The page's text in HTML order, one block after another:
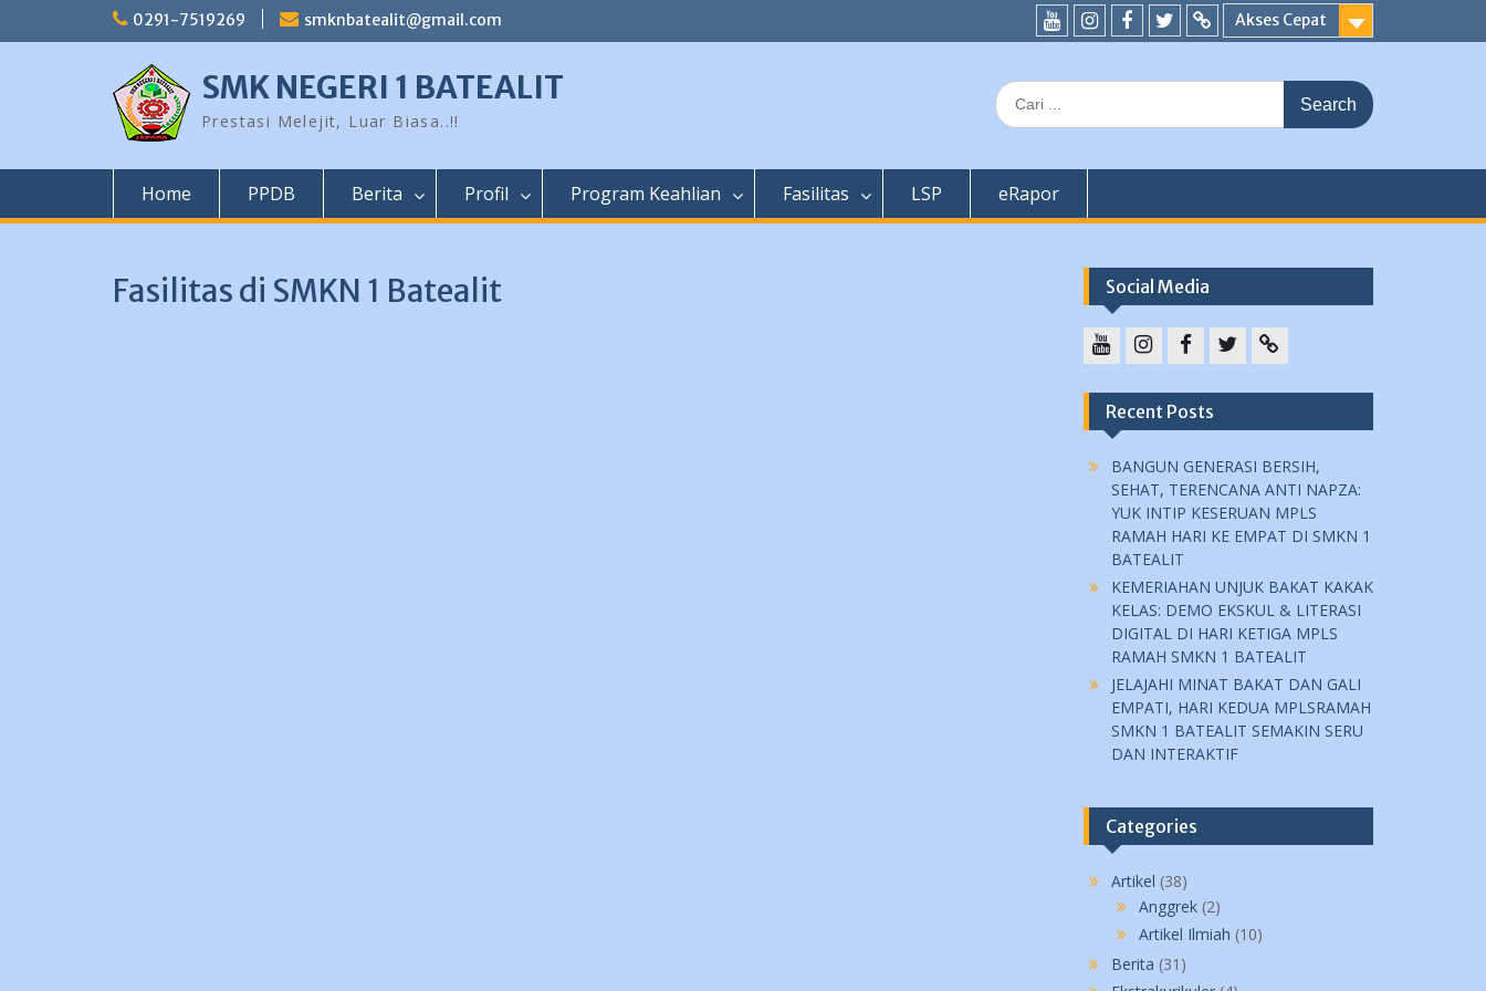
0291-7519269 smknbatealit@gmail.com
Akses Cepat
YouTubeinstagram
Facebook
Twittertiktok
SMK NEGERI 1 BATEALIT
Prestasi Melejit, Luar Biasa..!!
Search
for:
Home PPDB Berita Profil Program Keahlian Fasilitas LSP eRapor
Fasilitas di SMKN 1 Batealit Social Media
Recent Posts
BANGUN GENERASI BERSIH,
SEHAT, TERENCANA ANTI NAPZA:
YUK INTIP KESERUAN MPLS
RAMAH HARI KE EMPAT DI SMKN 1
BATEALIT
KEMERIAHAN UNJUK BAKAT KAKAK
KELAS: DEMO EKSKUL & LITERASI
DIGITAL DI HARI KETIGA MPLS
RAMAH SMKN 1 BATEALIT
JELAJAHI MINAT BAKAT DAN GALI
EMPATI, HARI KEDUA MPLSRAMAH
SMKN 1 BATEALIT SEMAKIN SERU
DAN INTERAKTIF
Categories
Artikel (38)
Anggrek(2)
Artikel Ilmiah (10)
Berita (31)